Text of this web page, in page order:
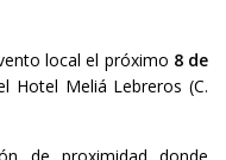
local el próximo 8 de
Hotel Meliá Lebreros (C.